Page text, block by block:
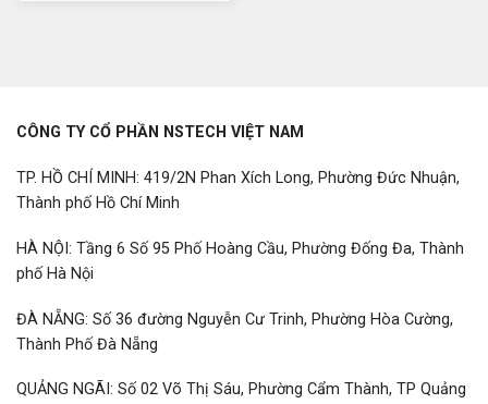
CÔNG TY CỔ PHẦN NSTECH VIỆT NAM
TP. HỒ CHÍ MINH: 419/2N Phan Xích Long, Phường Đức Nhuận,
Thành phố Hồ Chí Minh
HÀ NỘI: Tầng 6 Số 95 Phố Hoàng Cầu, Phường Đống Đa, Thành
phố Hà Nội
ĐÀ NẴNG: Số 36 đường Nguyễn Cư Trinh, Phường Hòa Cường,
Thành Phố Đà Nẵng
QUẢNG NGÃI: Số 02 Võ Thị Sáu, Phường Cẩm Thành, TP Quảng